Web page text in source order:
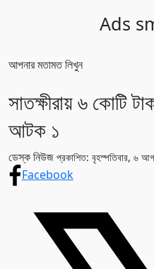
Ads
আপনার মতামত লিখুন
সাতক্ষীরায় ৬ কোটি
আটক ১
ডেস্ক নিউজ প্রকাশিত: বৃহস্পতিবার, ৬
Facebook